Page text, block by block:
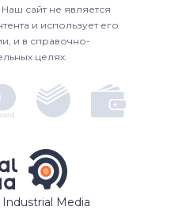
сайт не является
и использует его
и в справочно-
целях.
Media